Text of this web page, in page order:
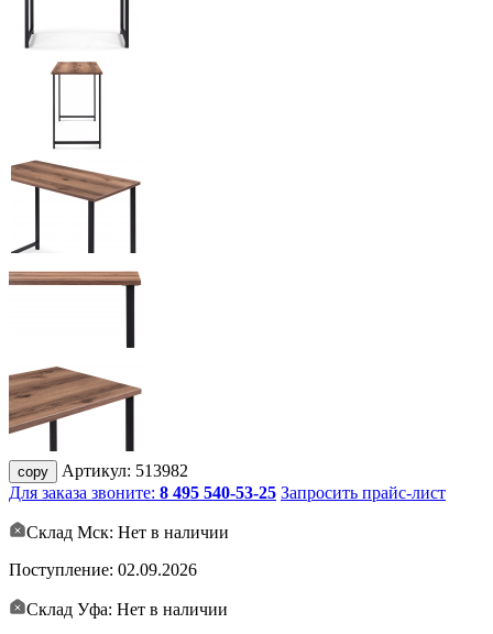
copy Артикул: 513982
Для заказа звоните: 8 495 540-53-25 Запросить прайс-лист
Склад Мск: Нет в наличии
Поступление: 02.09.2026
Склад Уфа: Нет в наличии